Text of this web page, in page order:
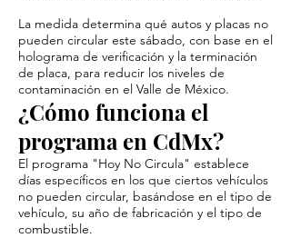
La medida determina qué autos y placas no
pueden circular este sábado, con base en el
holograma de verificación y la terminación
de placa, para reducir los niveles de
contaminación en el Valle de México.
¿Cómo funciona el
programa en CdMx?
El programa "Hoy No Circula" establece
días específicos en los que ciertos vehículos
no pueden circular, basándose en el tipo de
vehículo, su año de fabricación y el tipo de
combustible.